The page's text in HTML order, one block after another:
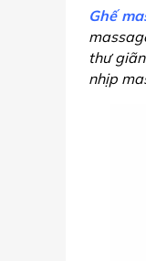
Ghế
thư
nhịp